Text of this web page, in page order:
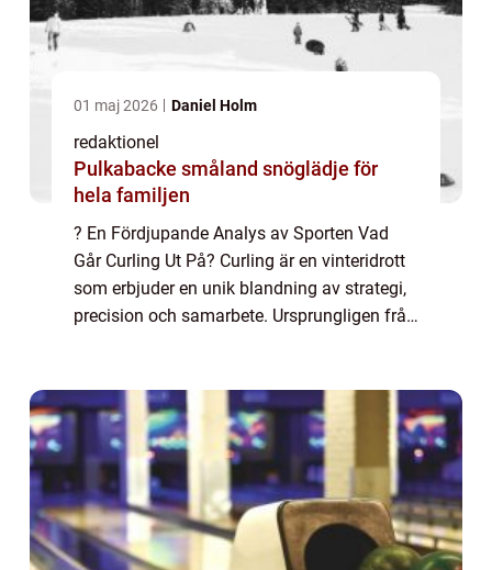
01 maj 2026 Daniel Holm
redaktionel
Pulkabacke småland snöglädje för
hela familjen
? En Fördjupande Analys av Sporten Vad
Går Curling Ut På? Curling är en vinteridrott
som erbjuder en unik blandning av strategi,
precision och samarbete. Ursprungligen från